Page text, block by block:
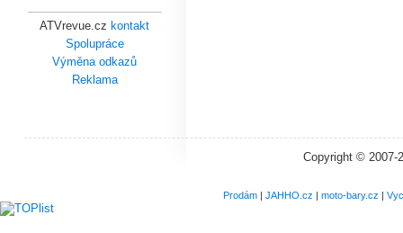
ATVrevue.cz kontakt
Spolupráce
Výměna odkazů
Reklama
Copyright © 2007-
Prodám| JAHHO.cz | moto-bary.cz |